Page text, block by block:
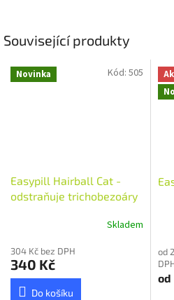
Související produkty
Novinka
Easypill Hairball Cat -
odstraňuje trichobezoáry
Skladem
304 Kč bez DPH
340 Kč
Do košíku
Kód: 505
od
od